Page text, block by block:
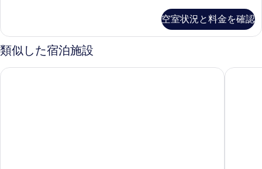
る
を
表
示
詳
細
空室状況と料金を確認
類似した宿泊施設
シュヴァルツヴァルト ホテル ゲンゲンバッハ ホテル